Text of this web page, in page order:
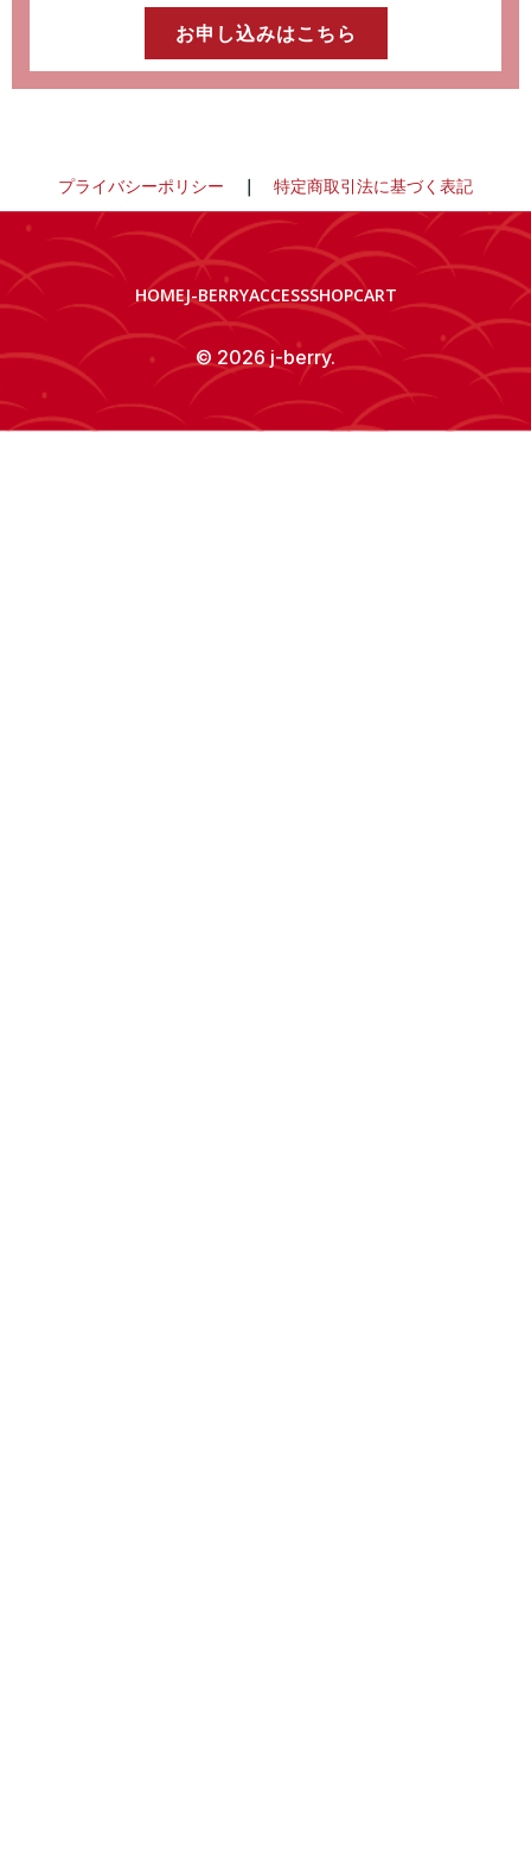
お申し込みはこちら
プライバシーポリシー ｜ 特定商取引法に基づく表記
HOMEJ-BERRYACCESSSHOPCART
© 2026 j-berry.